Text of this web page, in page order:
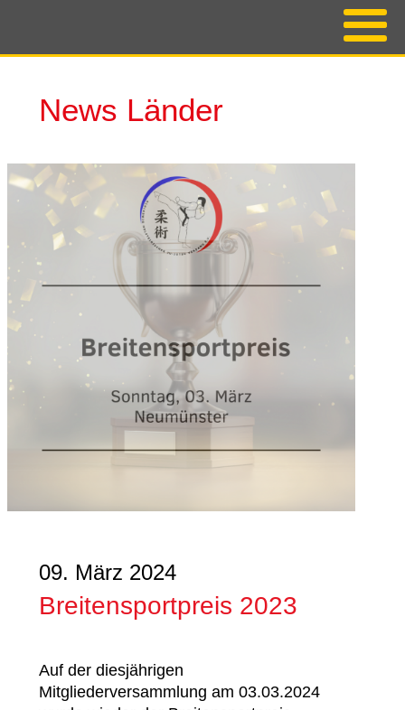
News Länder
09. März 2024
Breitensportpreis 2023
Auf der diesjährigen
Mitgliederversammlung am 03.03.2024